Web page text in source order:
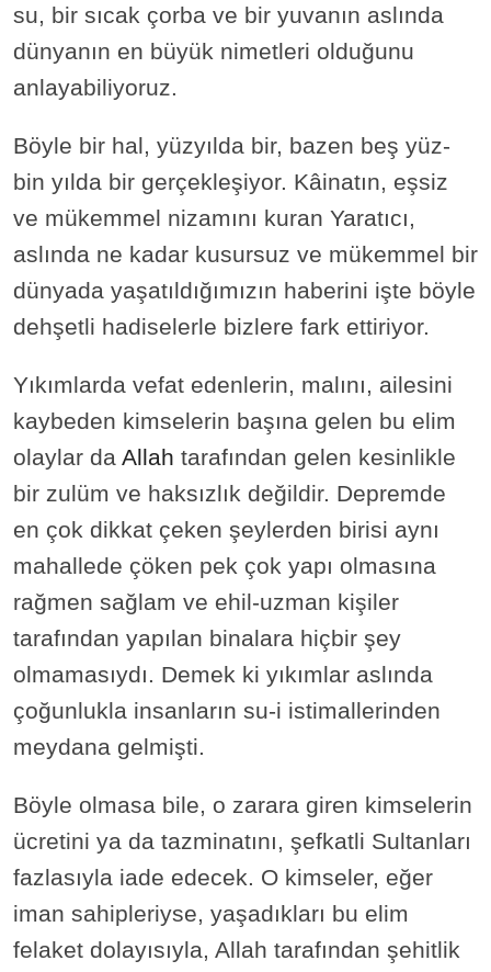
su, bir sıcak çorba ve bir yuvanın aslında
dünyanın en büyük nimetleri olduğunu
anlayabiliyoruz.
Böyle bir hal, yüzyılda bir, bazen beş yüz-
bin yılda bir gerçekleşiyor. Kâinatın, eşsiz
ve mükemmel nizamını kuran Yaratıcı,
aslında ne kadar kusursuz ve mükemmel bir
dünyada yaşatıldığımızın haberini işte böyle
dehşetli hadiselerle bizlere fark ettiriyor.
Yıkımlarda vefat edenlerin, malını, ailesini
kaybeden kimselerin başına gelen bu elim
olaylar da Allah tarafından gelen kesinlikle
bir zulüm ve haksızlık değildir. Depremde
en çok dikkat çeken şeylerden birisi aynı
mahallede çöken pek çok yapı olmasına
rağmen sağlam ve ehil-uzman kişiler
tarafından yapılan binalara hiçbir şey
olmamasıydı. Demek ki yıkımlar aslında
çoğunlukla insanların su-i istimallerinden
meydana gelmişti.
Böyle olmasa bile, o zarara giren kimselerin
ücretini ya da tazminatını, şefkatli Sultanları
fazlasıyla iade edecek. O kimseler, eğer
iman sahipleriyse, yaşadıkları bu elim
felaket dolayısıyla, Allah tarafından şehitlik